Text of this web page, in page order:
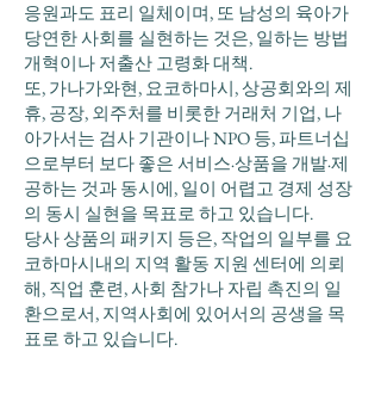
응원과도 표리 일체이며, 또 남성의 육아가
당연한 사회를 실현하는 것은, 일하는 방법
개혁이나 저출산 고령화 대책.
또, 가나가와현, 요코하마시, 상공회와의 제
휴, 공장, 외주처를 비롯한 거래처 기업, 나
아가서는 검사 기관이나 NPO 등, 파트너십
으로부터 보다 좋은 서비스·상품을 개발·제
공하는 것과 동시에, 일이 어렵고 경제 성장
의 동시 실현을 목표로 하고 있습니다.
당사 상품의 패키지 등은, 작업의 일부를 요
코하마시내의 지역 활동 지원 센터에 의뢰
해, 직업 훈련, 사회 참가나 자립 촉진의 일
환으로서, 지역사회에 있어서의 공생을 목
표로 하고 있습니다.